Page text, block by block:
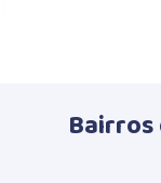
Bairros